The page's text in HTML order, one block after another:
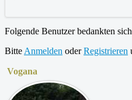
Folgende Benutzer bedankten
Bitte Anmelden oderRegistrieren
Vogana